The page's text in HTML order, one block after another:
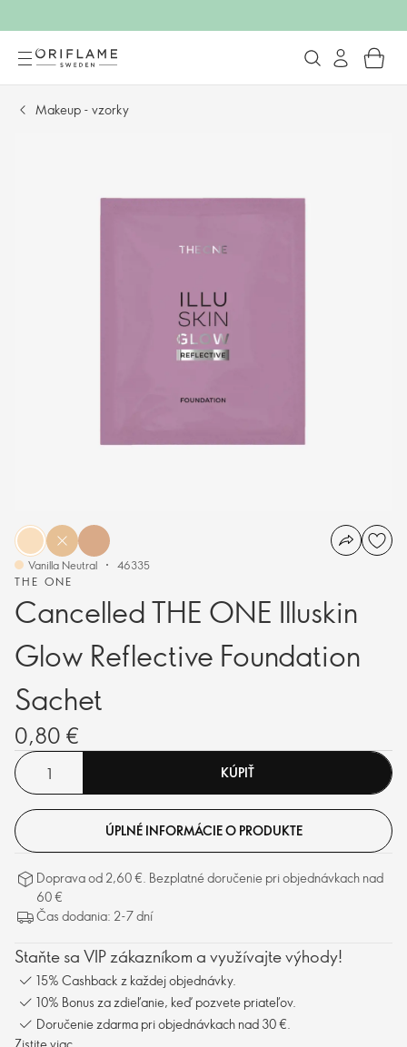
Makeup - vzorky
THE ONE
Cancelled THE ONE Illuskin
Glow Reflective Foundation
Sachet
Vanilla Neutral 46335
0,80 €
KÚPIŤ
ÚPLNÉ INFORMÁCIE O PRODUKTE
Doprava od 2,60 €. Bezplatné doručenie pri objednávkach nad
60 €
Čas dodania: 2-7 dní
Staňte sa VIP zákazníkom a využívajte výhody!
15% Cashback z každej objednávky.
10% Bonus za zdieľanie, keď pozvete priateľov.
Doručenie zdarma pri objednávkach nad 30 €.